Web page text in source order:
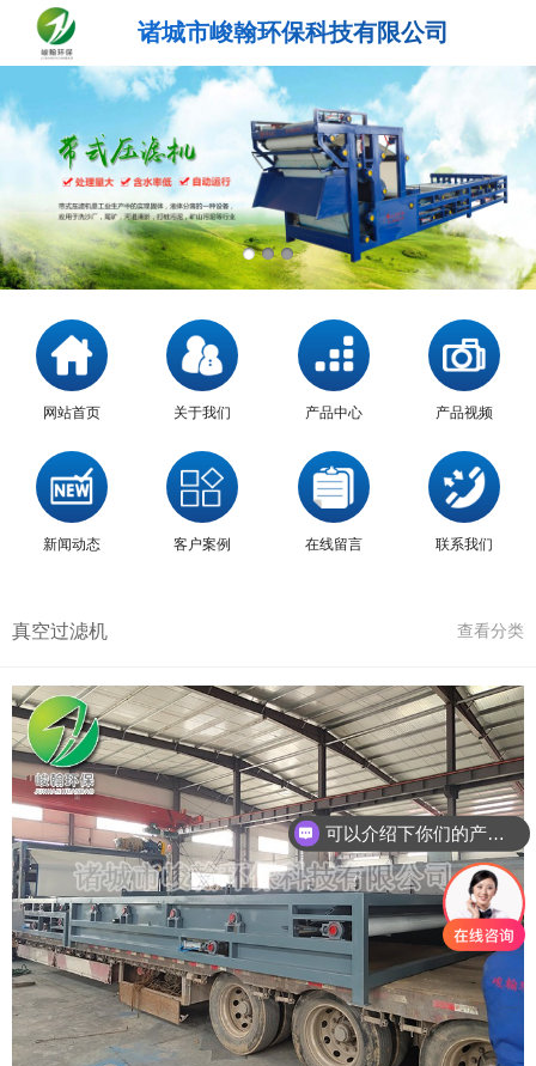
诸城市峻翰环保科技有限公司
网站首页 关于我们 产品中心 产品视频
新闻动态 客户案例 在线留言 联系我们
真空过滤机 查看分类
可以介绍下你们的产品么